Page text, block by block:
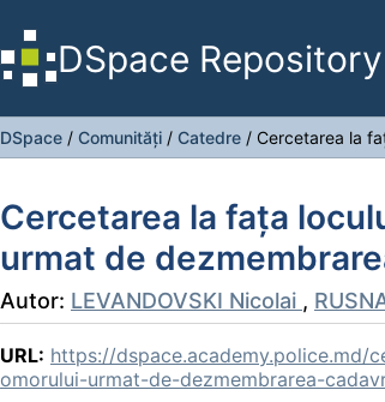
DSpace Repository
DSpace / Comunități / Catedre / Cercetarea la
Cercetarea la fața
urmat de
Autor: LEVANDOVSKI Nicolai ,
URL: https://
omorului-urmat-de-dezmembrarea-